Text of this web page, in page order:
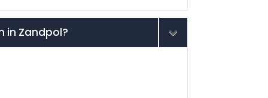
in Zandpol?